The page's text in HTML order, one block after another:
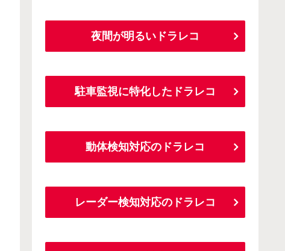
夜間が明るいドラレコ
駐車監視に特化したドラレコ
動体検知対応のドラレコ
レーダー検知対応のドラレコ